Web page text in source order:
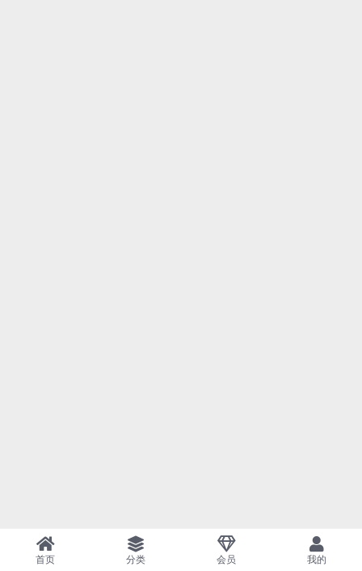
首页 分类 会员 我的